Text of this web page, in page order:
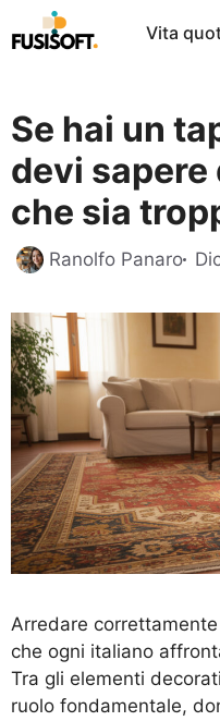
al
Vita
Se hai un
devi
che sia
Ranolfo Panaro
Arredare
che ogni italiano
Tra gli elementi
ruolo fondamentale,